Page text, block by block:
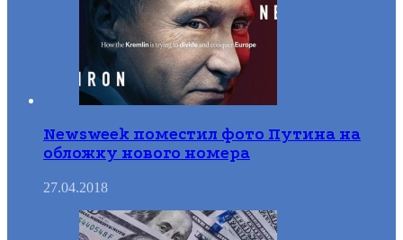
Newsweek поместил фото Путина на
обложку нового номера
27.04.2018